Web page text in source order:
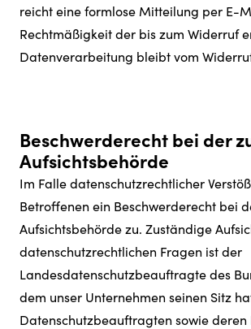
reicht eine formlose Mitteilung per E-
Rechtmäßigkeit der bis zum Widerruf
Datenverarbeitung bleibt vom
Beschwerderecht bei der
Aufsichtsbehörde
Im Falle datenschutzrechtlicher
Betroffenen ein Beschwerderecht bei
Aufsichtsbehörde zu. Zuständige
datenschutzrechtlichen Fragen ist der
Landesdatenschutzbeauftragte des
dem unser Unternehmen seinen Sitz
Datenschutzbeauftragten sowie deren